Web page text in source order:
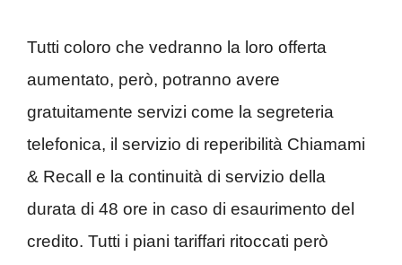
Tutti coloro che vedranno la loro offerta
aumentato, però, potranno avere
gratuitamente servizi come la segreteria
telefonica, il servizio di reperibilità Chiamami
& Recall e la continuità di servizio della
durata di 48 ore in caso di esaurimento del
credito. Tutti i piani tariffari ritoccati però